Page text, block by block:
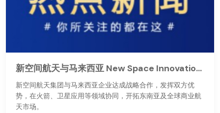
新空间航天与马来西亚 New Space Innovations 达成战略合作
新空间航天集团与马来西亚企业达成战略合作，发挥双方优
势，在火箭、卫星应用等领域协同，开拓东南亚及全球商业航
天市场。